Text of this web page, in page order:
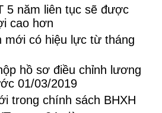
5 năm liên tục sẽ được
cao hơn
mới có hiệu lực từ tháng
hồ sơ điều chỉnh lương
01/03/2019
trong chính sách BHXH